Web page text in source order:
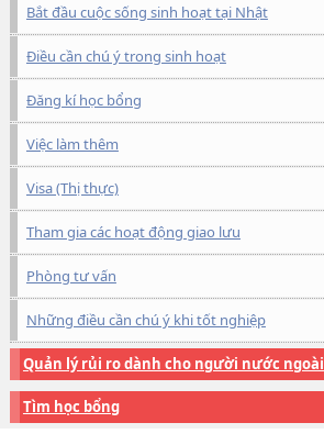
Bắt đầu cuộc sống sinh hoạt tại Nhật
Điều cần chú ý trong sinh hoạt
Đăng kí học bổng
Việc làm thêm
Visa (Thị thực)
Tham gia các hoạt động giao lưu
Phòng tư vấn
Những điều cần chú ý khi tốt nghiệp
Quản lý rủi ro dành cho người nước ngoài
Tìm học bổng